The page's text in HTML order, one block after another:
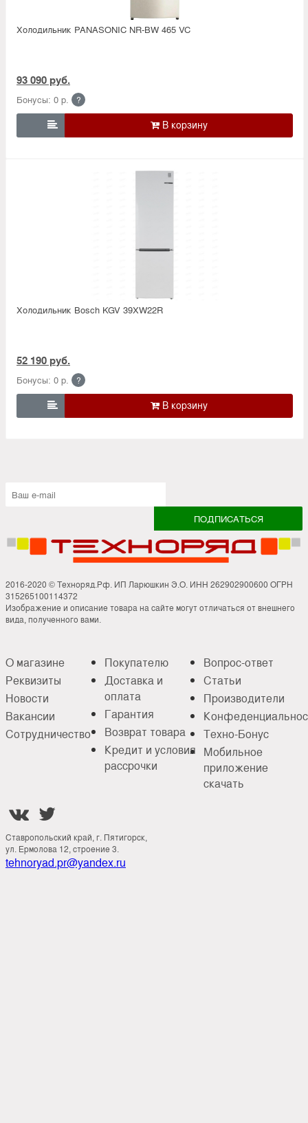
Холодильник PANASONIC NR-BW 465 VC
93 090 руб.
Бонусы: 0 р. ?

Холодильник Bosсh KGV 39XW22R
52 190 руб.
Бонусы: 0 р. ?

2016-2020 © Техноряд.Рф. ИП Ларюшкин Э.О. ИНН 262902900600 ОГРН
315265100114372
Изображение и описание товара на сайте могут отличаться от внешнего
вида, полученного вами.
О магазине
Реквизиты
Новости
Вакансии
Сотрудничество
Покупателю
Доставка и
оплата
Гарантия
Возврат товара
Кредит и условия
рассрочки
Вопрос-ответ
Статьи
Производители
Техно-Бонус
Мобильное
приложение
скачать
 
Ставропольский край, г. Пятигорск,
ул. Ермолова 12, строение 3.
tehnoryad.pr@yandex.ru